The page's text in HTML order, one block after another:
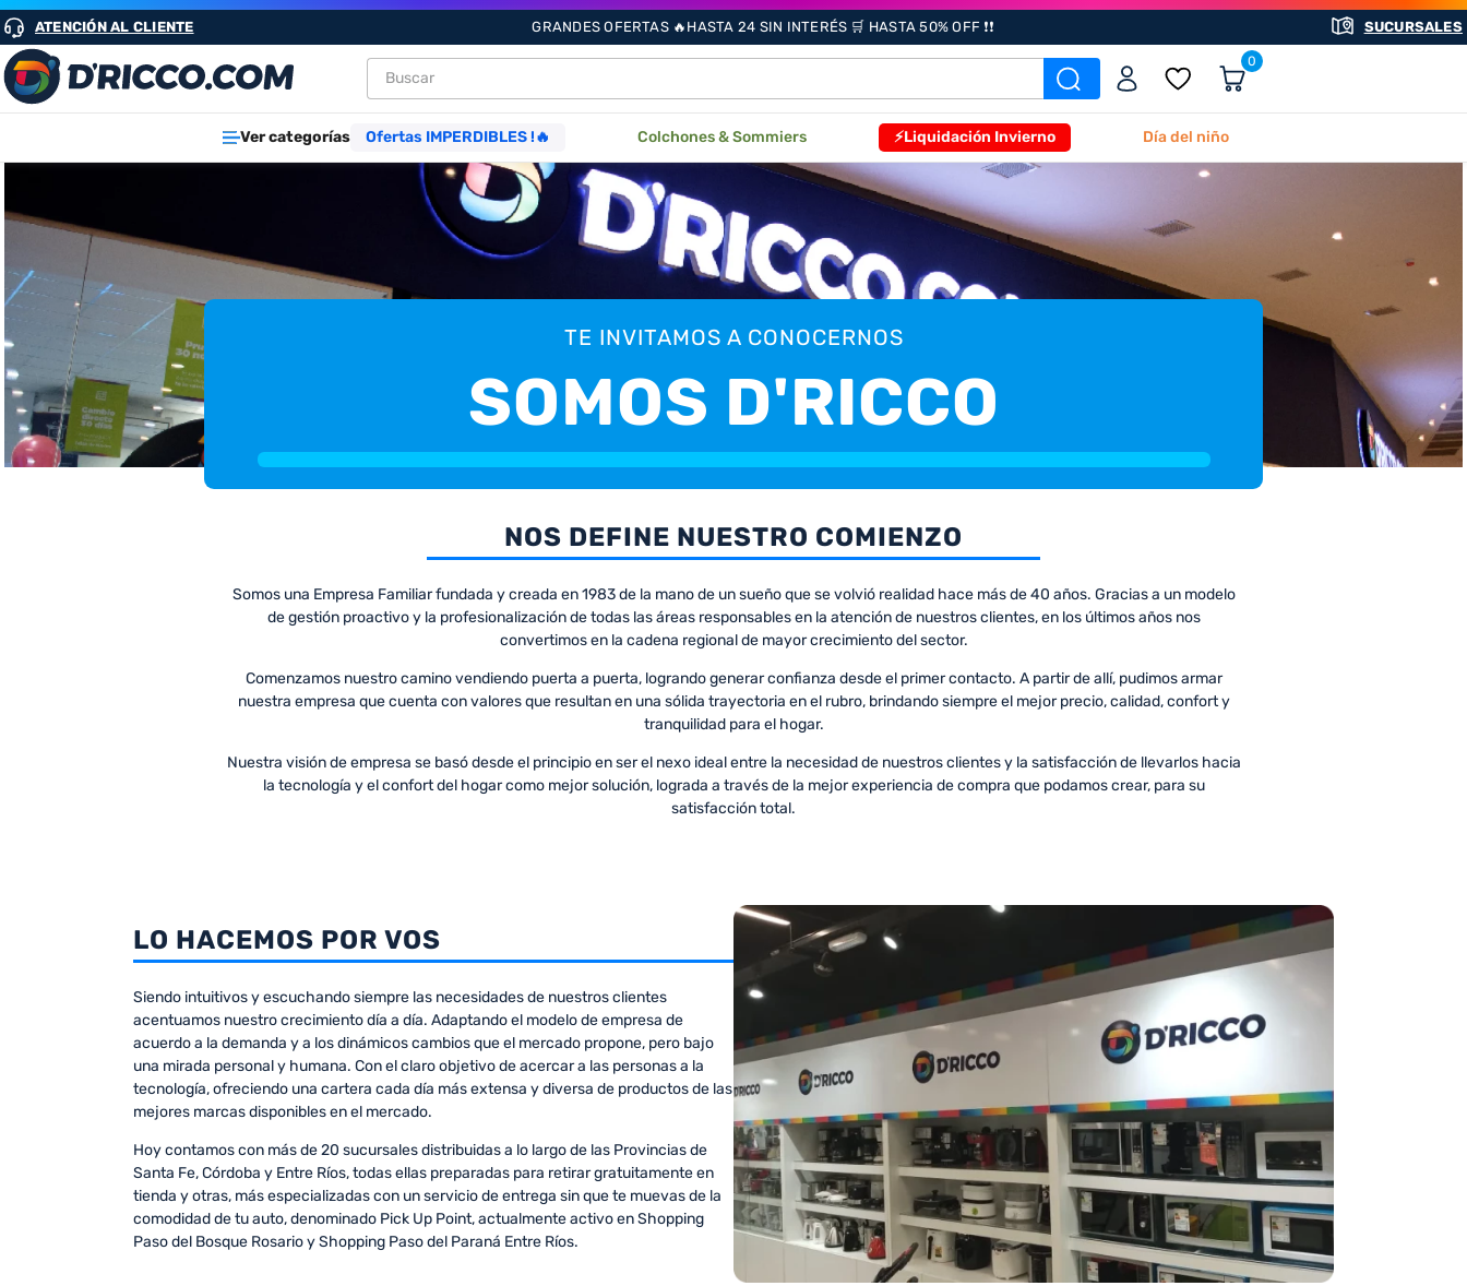
ATENCIÓN AL CLIENTE GRANDES OFERTAS 🔥HASTA 24 SIN INTERÉS 🛒 HASTA 50% OFF ❗❗ SUCURSALES
Buscar 0
Ver categorías Ofertas IMPERDIBLES !🔥 Colchones & Sommiers ⚡Liquidación Invierno Día del niño
TE INVITAMOS A CONOCERNOS
SOMOS D'RICCO
------
NOS DEFINE NUESTRO COMIENZO
Somos una Empresa Familiar fundada y creada en 1983 de la mano de un sueño que se volvió realidad hace más de 40 años. Gracias a un modelo
de gestión proactivo y la profesionalización de todas las áreas responsables en la atención de nuestros clientes, en los últimos años nos
convertimos en la cadena regional de mayor crecimiento del sector.
Comenzamos nuestro camino vendiendo puerta a puerta, logrando generar confianza desde el primer contacto. A partir de allí, pudimos armar
nuestra empresa que cuenta con valores que resultan en una sólida trayectoria en el rubro, brindando siempre el mejor precio, calidad, confort y
tranquilidad para el hogar.
Nuestra visión de empresa se basó desde el principio en ser el nexo ideal entre la necesidad de nuestros clientes y la satisfacción de llevarlos hacia
la tecnología y el confort del hogar como mejor solución, lograda a través de la mejor experiencia de compra que podamos crear, para su
satisfacción total.
LO HACEMOS POR VOS
Siendo intuitivos y escuchando siempre las necesidades de nuestros clientes
acentuamos nuestro crecimiento día a día. Adaptando el modelo de empresa de
acuerdo a la demanda y a los dinámicos cambios que el mercado propone, pero bajo
una mirada personal y humana. Con el claro objetivo de acercar a las personas a la
tecnología, ofreciendo una cartera cada día más extensa y diversa de productos de las
mejores marcas disponibles en el mercado.
Hoy contamos con más de 20 sucursales distribuidas a lo largo de las Provincias de
Santa Fe, Córdoba y Entre Ríos, todas ellas preparadas para retirar gratuitamente en
tienda y otras, más especializadas con un servicio de entrega sin que te muevas de la
comodidad de tu auto, denominado Pick Up Point, actualmente activo en Shopping
Paso del Bosque Rosario y Shopping Paso del Paraná Entre Ríos.
TÉRMINOS MÁS BUSCADOS
1. heladeras
lavarropas
aires
heladera
termotanque
9. freidora aire